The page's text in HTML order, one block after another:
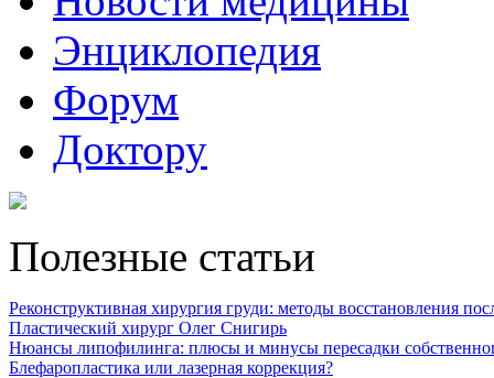
Энциклопедия
Форум
Доктору
Полезные статьи
Реконструктивная хирургия груди: методы восстановления
Пластический хирург Олег Снигирь
Нюансы липофилинга: плюсы и минусы пересадки
Блефаропластика или лазерная коррекция?